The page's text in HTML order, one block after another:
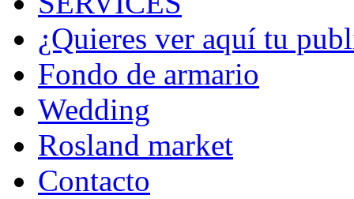
¿Quieres ver aquí tu
Fondo de armario
Wedding
Rosland market
Contacto